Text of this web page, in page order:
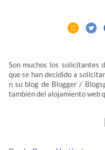
Son muchos los solicitantes
que se han decidido a
n su blog de Blogger /
también del alojamiento web